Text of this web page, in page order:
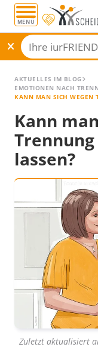
MENÜ
AKTUELLES IM BLOG
EMOTIONEN NACH
KANN MAN SICH WEGEN
Kann
lassen?
Zuletzt aktualisiert